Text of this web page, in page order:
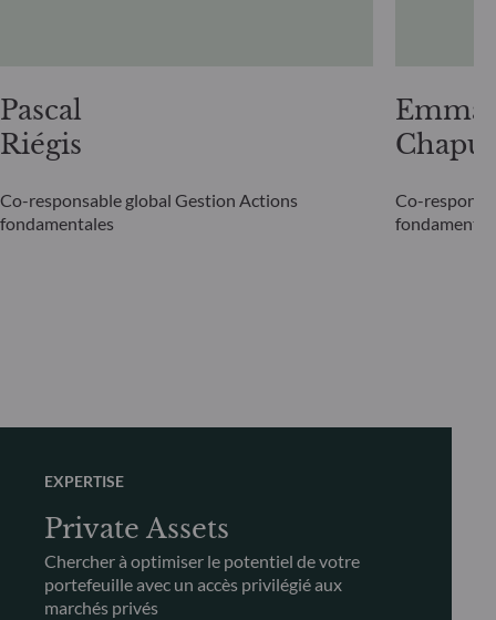
Pascal
Riégis
Co-responsable global Gestion Actions
fondamentales
Co-
EXPERTISE
Private Assets
Chercher à optimiser le potentiel de votre
portefeuille avec un accès privilégié aux
marchés privés